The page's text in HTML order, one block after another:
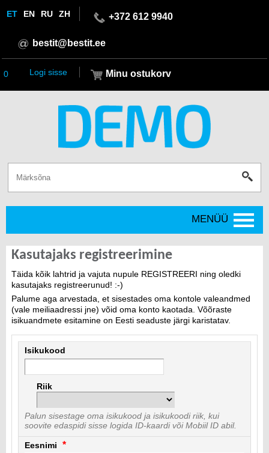
ET EN RU ZH +372 612 9940
bestit@bestit.ee
0 Minu ostukorv
Logi sisse
MENÜÜ
Kasutajaks registreerimine
Täida kõik lahtrid ja vajuta nupule REGISTREERI ning oledki
kasutajaks registreerunud! :-)
Palume aga arvestada, et sisestades oma kontole valeandmed
(vale meiliaadressi jne) võid oma konto kaotada. Võõraste
isikuandmete esitamine on Eesti seaduste järgi karistatav.
Isikukood
Riik
Palun sisestage oma isikukood ja isikukoodi riik, kui
soovite edaspidi sisse logida ID-kaardi või Mobiil ID abil.
Eesnimi